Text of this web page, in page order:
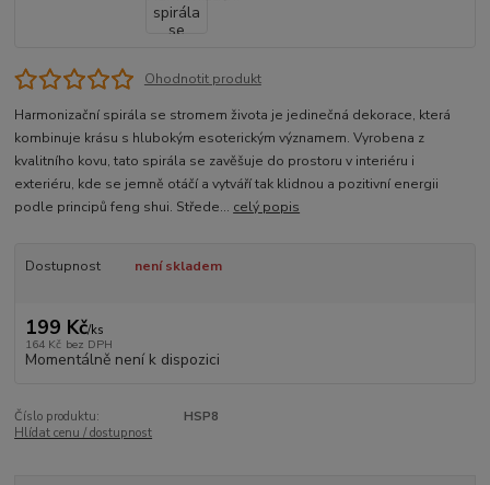
Ohodnotit produkt
Harmonizační spirála se stromem života je jedinečná dekorace, která
kombinuje krásu s hlubokým esoterickým významem. Vyrobena z
kvalitního kovu, tato spirála se zavěšuje do prostoru v interiéru i
exteriéru, kde se jemně otáčí a vytváří tak klidnou a pozitivní energii
podle principů feng shui. Střede... celý popis
Dostupnost není skladem
199 Kč/ks
164 Kč bez DPH
Momentálně není k dispozici
Číslo produktu:
HSP8
Hlídat cenu / dostupnost